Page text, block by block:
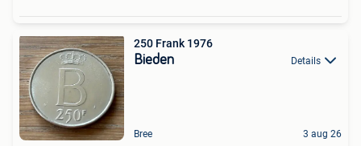
250 Frank 1976
Bieden Details
Bree 3 aug 26